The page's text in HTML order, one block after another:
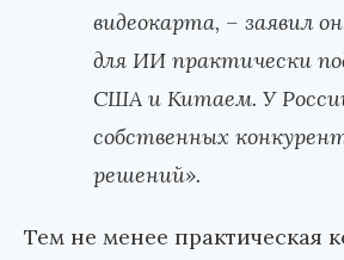
видеокарта, – заявил
для ИИ практически
США и Китаем. У
собственных
решений».
Тем не менее практическая